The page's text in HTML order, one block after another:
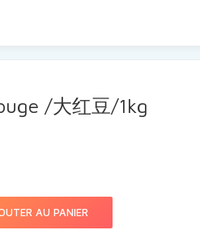
/大红豆/1kg
AU PANIER